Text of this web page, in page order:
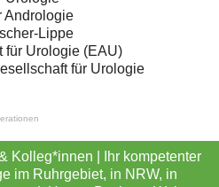
Andrologie
Lippe
für Urologie (EAU)
für Urologie
Kolleg*innen | Ihr kompetenter
im Ruhrgebiet, in NRW, in